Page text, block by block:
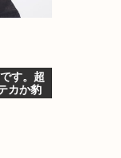
す。超
カか豹